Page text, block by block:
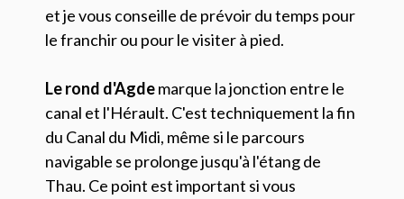
et je vous conseille de prévoir du temps pour
le franchir ou pour le visiter à pied.
Le rond d'Agdemarque la jonction entre le
canal et l'Hérault. C'est techniquement la fin
du Canal du Midi, même si le parcours
navigable se prolonge jusqu'à l'étang de
Thau. Ce point est important si vous